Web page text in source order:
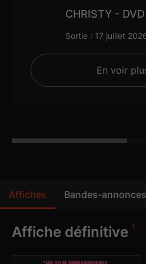
CHRISTY - DVD
Sortie : 17 juillet
En voir
Affiches Bandes-annonces
Affiche définitive 1
Bandes-annonces
Photos
Contenus11
Affiches a3/a4
Dossier de presse